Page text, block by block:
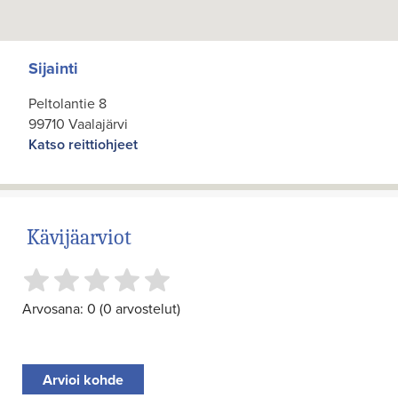
Sijainti
Peltolantie 8
99710 Vaalajärvi
Katso reittiohjeet
Kävijäarviot
Arvosana: 0 (0 arvostelut)
Arvioi kohde